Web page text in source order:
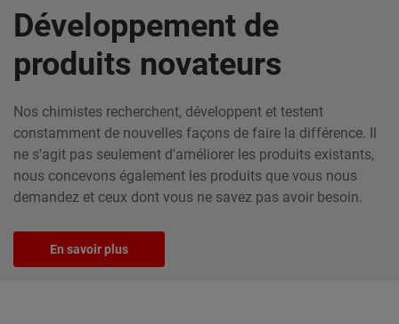
Développement de
produits novateurs
Nos chimistes recherchent, développent et testent
constamment de nouvelles façons de faire la différence. Il
ne s'agit pas seulement d'améliorer les produits existants,
nous concevons également les produits que vous nous
demandez et ceux dont vous ne savez pas avoir besoin.
En savoir plus